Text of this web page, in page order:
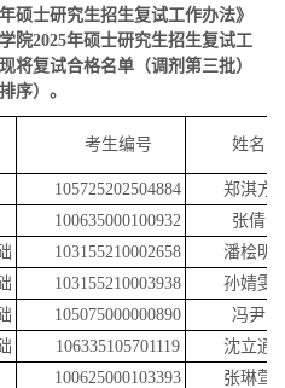
硕士研究生招生复试工作办法》
院2025年硕士研究生招生复试工
将复试合格名单（调剂第三批）
序）。
考生编号 姓名
105725202504884
郑淇方
100635000100932
张倩
103155210002658
潘桧明
103155210003938
孙婧雯
105075000000890
冯尹
106335105701119
沈立通
100625000103393
张琳萱